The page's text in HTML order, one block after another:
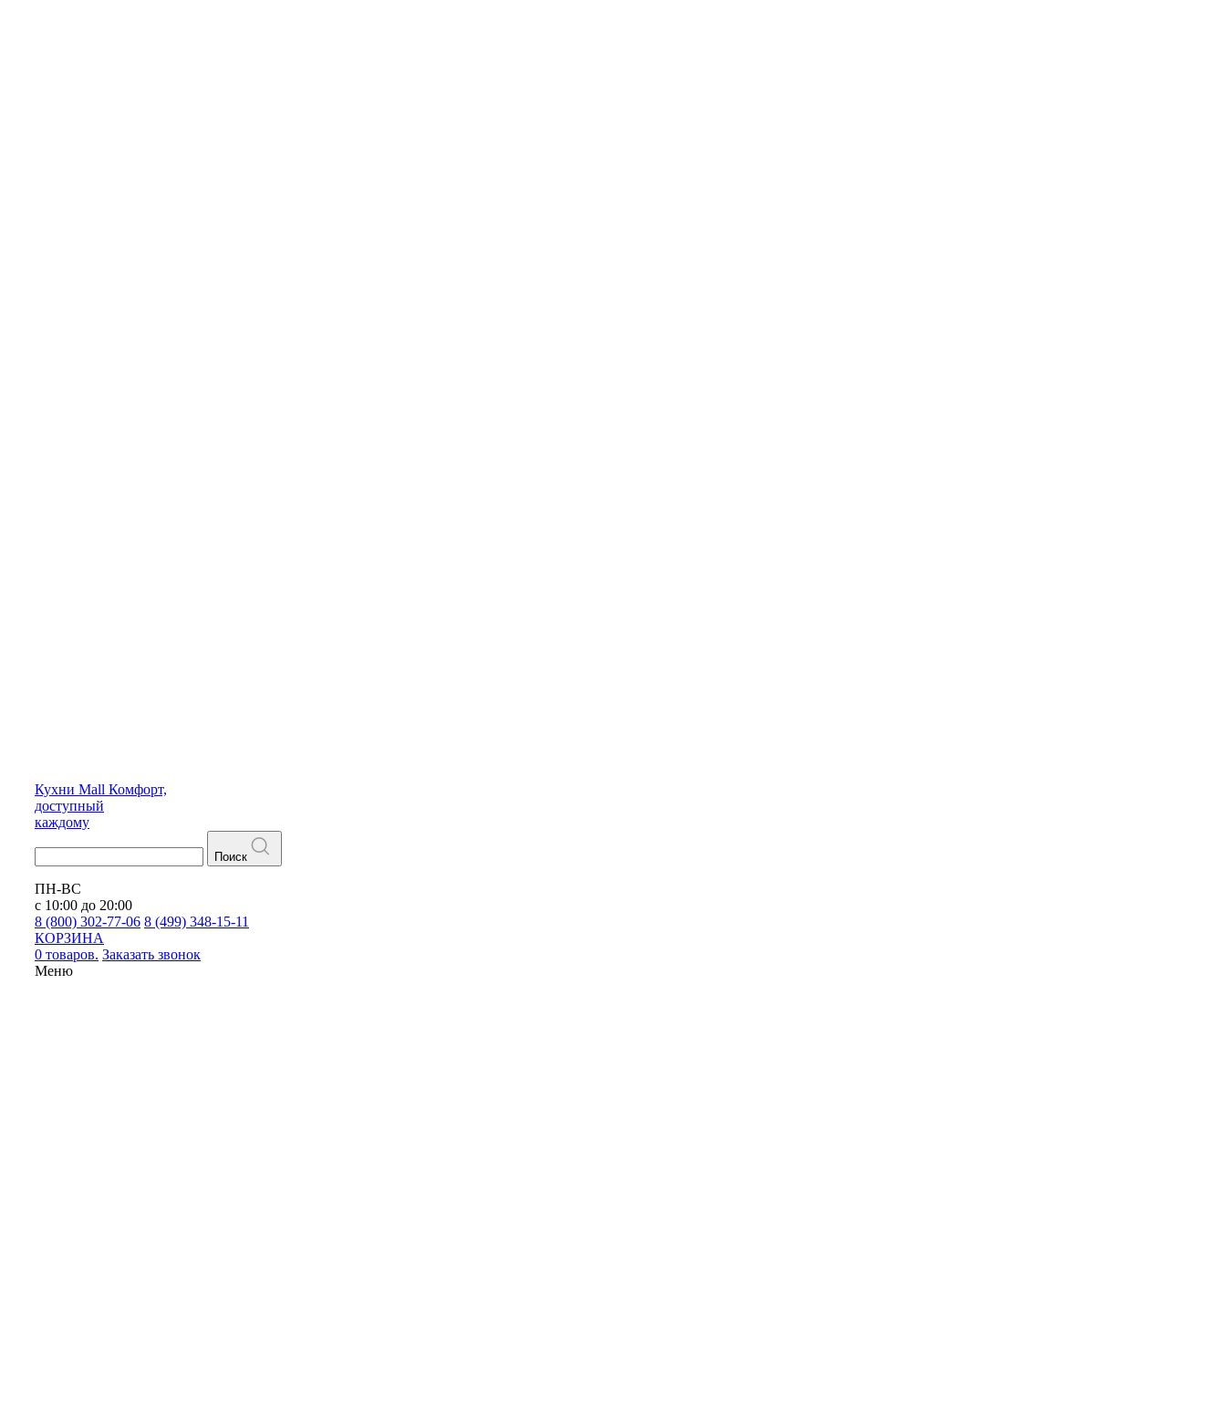
Кухни Mall Комфорт,
доступный
каждому
Поиск
ПН-ВС
с 10:00 до 20:00
8 (800) 302-77-06 8 (499) 348-15-11
КОРЗИНА
0 товаров. Заказать звонок
Меню